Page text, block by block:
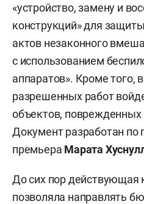
«устройство, замену и
конструкций» для
актов незаконного
с использованием
аппаратов». Кроме того,
разрешенных работ
объектов, поврежденных
Документ разработан по
премьера Марата
До сих пор действующая
позволяла направлять